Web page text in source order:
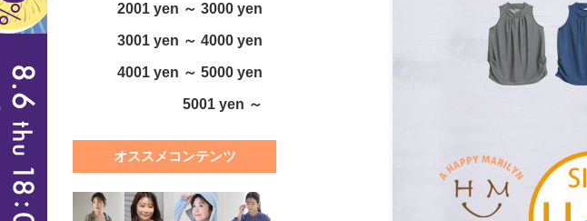
2001 yen ～ 3000 yen
3001 yen ～ 4000 yen
4001 yen ～ 5000 yen
5001 yen ～
オススメコンテンツ